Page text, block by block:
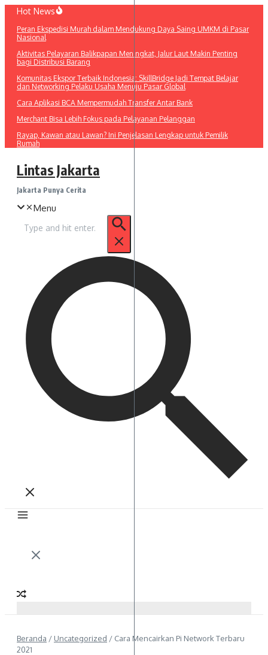
Lewati
konten
Hot News
Peran Ekspedisi Murah dalam Mendukung Daya Saing UMKM di Pasar
Nasional
Aktivitas Pelayaran Balikpapan Meningkat, Jalur Laut Makin Penting
bagi Distribusi Barang
Komunitas Ekspor Terbaik Indonesia: SkillBridge Jadi Tempat Belajar
dan Networking Pelaku Usaha Menuju Pasar Global
Cara Aplikasi BCA Mempermudah Transfer Antar Bank
Merchant Bisa Lebih Fokus pada Pelayanan Pelanggan
Rayap, Kawan atau Lawan? Ini Penjelasan Lengkap untuk Pemilik
Rumah
Lintas Jakarta
Jakarta Punya Cerita
Menu
untuk:
Beranda / Uncategorized / Cara Mencairkan Pi Network Terbaru
2021